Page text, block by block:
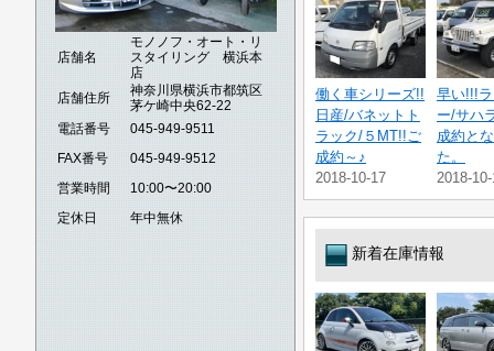
店舗名
モノノフ・オート・リ
スタイリング 横浜本
店
店舗住所
神奈川県横浜市都筑区
茅ケ崎中央62-22
電話番号
045-949-9511
FAX番号
045-949-9512
営業時間
10:00〜20:00
定休日
年中無休
働く車シリーズ!!
日産/バネットト
ラック/５MT!!ご
成約～♪
2018-10-17
早い!!!
ー/サハ
成約と
た。
2018-
新着在庫情報